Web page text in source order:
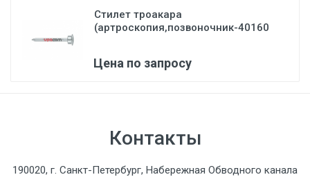
Стилет троакара
(артроскопия,позвоночник-40160
Цена по запросу
Контакты
190020, г. Санкт-Петербург, Набережная Обводного канала